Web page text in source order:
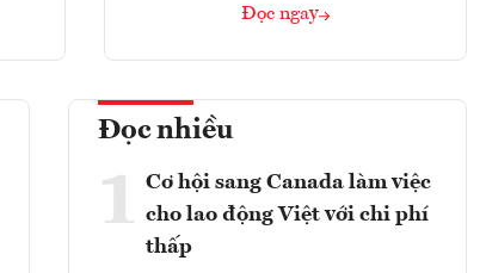
Đọc ngay
Đọc nhiều
1 Cơ hội sang Canada làm việc
cho lao động Việt với chi phí
thấp